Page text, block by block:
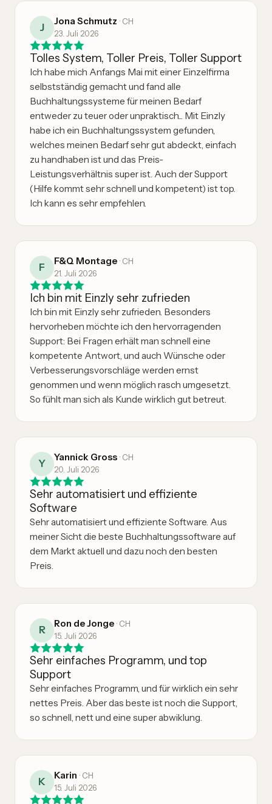
J
Jona Schmutz · CH
23. Juli 2026
Tolles System, Toller Preis, Toller Support
Ich habe mich Anfangs Mai mit einer Einzelfirma
selbstständig gemacht und fand alle
Buchhaltungssysteme für meinen Bedarf
entweder zu teuer oder unpraktisch... Mit Einzly
habe ich ein Buchhaltungssystem gefunden,
welches meinen Bedarf sehr gut abdeckt, einfach
zu handhaben ist und das Preis-
Leistungsverhältnis super ist. Auch der Support
(Hilfe kommt sehr schnell und kompetent) ist top.
Ich kann es sehr empfehlen.
F
F&Q Montage · CH
21. Juli 2026
Ich bin mit Einzly sehr zufrieden
Ich bin mit Einzly sehr zufrieden. Besonders
hervorheben möchte ich den hervorragenden
Support: Bei Fragen erhält man schnell eine
kompetente Antwort, und auch Wünsche oder
Verbesserungsvorschläge werden ernst
genommen und wenn möglich rasch umgesetzt.
So fühlt man sich als Kunde wirklich gut betreut.
Y
Yannick Gross · CH
20. Juli 2026
Sehr automatisiert und effiziente
Software
Sehr automatisiert und effiziente Software. Aus
meiner Sicht die beste Buchhaltungssoftware auf
dem Markt aktuell und dazu noch den besten
Preis.
R
Ron de Jonge · CH
15. Juli 2026
Sehr einfaches Programm, und top
Support
Sehr einfaches Programm, und für wirklich ein sehr
nettes Preis. Aber das beste ist noch die Support,
so schnell, nett und eine super abwiklung.
K
Karin · CH
15. Juli 2026